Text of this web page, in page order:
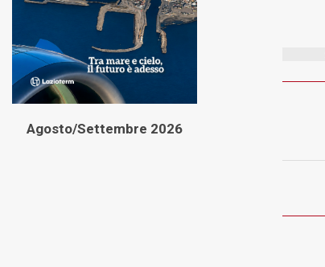
Agosto/Settembre 2026